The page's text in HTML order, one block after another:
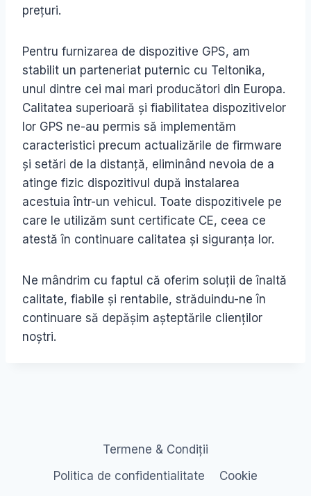
prețuri.
Pentru furnizarea de dispozitive GPS, am
stabilit un parteneriat puternic cu Teltonika,
unul dintre cei mai mari producători din Europa.
Calitatea superioară și fiabilitatea dispozitivelor
lor GPS ne-au permis să implementăm
caracteristici precum actualizările de firmware
și setări de la distanță, eliminând nevoia de a
atinge fizic dispozitivul după instalarea
acestuia într-un vehicul. Toate dispozitivele pe
care le utilizăm sunt certificate CE, ceea ce
atestă în continuare calitatea și siguranța lor.
Ne mândrim cu faptul că oferim soluții de înaltă
calitate, fiabile și rentabile, străduindu-ne în
continuare să depășim așteptările clienților
noștri.
Termene & Condiții
Politica de confidentialitate
Cookie